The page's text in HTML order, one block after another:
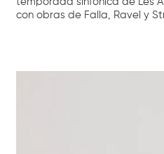
con obras de Falla, Ravel y